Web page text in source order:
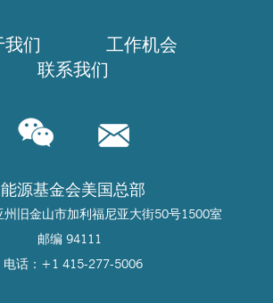
我们
工作机会
联系我们
能源基金会美国总部
州旧金山市加利福尼亚大街50号1500室
邮编 94111
电话：+1 415-277-5006